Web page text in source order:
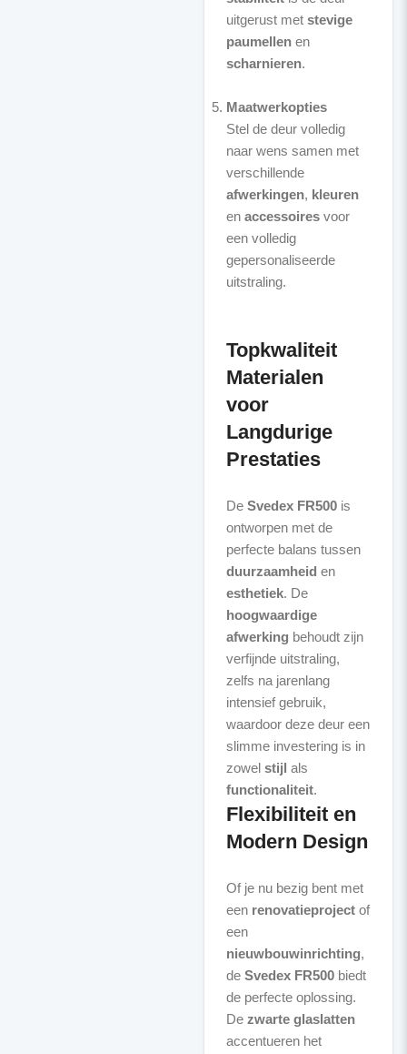
uitgerust met stevige
paumellenen
scharnieren.
Maatwerkopties
Stel de deur volledig
naar wens samen met
verschillende
afwerkingen, kleuren
en accessoiresvoor
een volledig
gepersonaliseerde
uitstraling.
Topkwaliteit
Materialen
voor
Langdurige
Prestaties
De Svedex FR500is
ontworpen met de
perfecte balans tussen
duurzaamheid en
esthetiek. De
hoogwaardige
afwerking behoudt zijn
verfijnde uitstraling,
zelfs na jarenlang
intensief gebruik,
waardoor deze deur een
slimme investering is in
zowel stijl als
functionaliteit
Flexibiliteit en
Modern Design
Of je nu bezig bent met
een renovatieprojectof
een
nieuwbouwinrichting,
de Svedex FR500biedt
de perfecte oplossing.
De zwarte glaslatten
accentueren het